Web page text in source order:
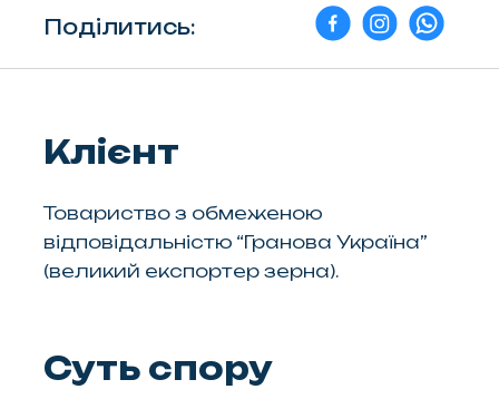
Поділитись:
Клієнт
Товариство з обмеженою
відповідальністю “Гранова Україна”
(великий експортер зерна).
Суть спору